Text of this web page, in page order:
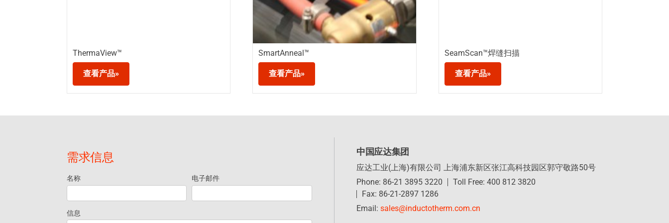
ThermaView™
查看产品»
SmartAnneal™
查看产品»
SeamScan™焊缝扫描
查看产品»
需求信息
Request
Information
名称 电子邮件
信息
中国应达集团
应达工业(上海)有限公司 上海浦东新区张江高科技园区郭守敬路50号
Phone: 86-21 3895 3220
Toll Free: 400 812 3820
Fax: 86-21-2897 1286
Email: sales@inductotherm.com.cn